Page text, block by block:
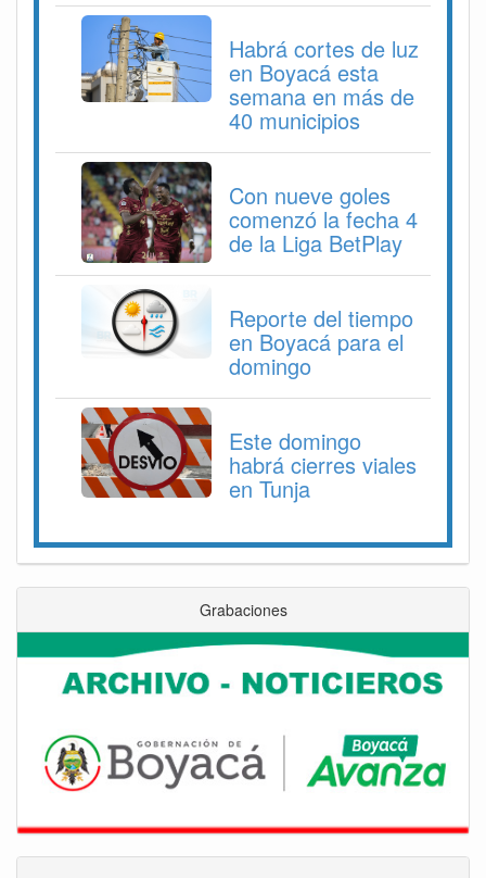
Habrá cortes de luz
en Boyacá esta
semana en más de
40 municipios
Con nueve goles
comenzó la fecha 4
de la Liga BetPlay
Reporte del tiempo
en Boyacá para el
domingo
Este domingo
habrá cierres viales
en Tunja
Grabaciones